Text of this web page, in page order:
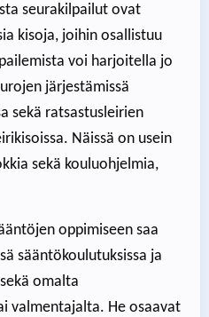
seurakilpailut ovat
kisoja, joihin osallistuu
voi harjoitella jo
järjestämissä
sekä ratsastusleirien
Näissä on usein
sekä kouluohjelmia,
oppimiseen saa
sääntökoulutuksissa ja
omalta
valmentajalta. He osaavat